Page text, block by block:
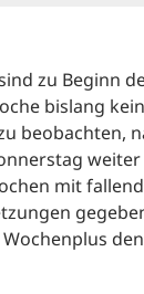
zu Beginn
bislang
beobachten,
mit